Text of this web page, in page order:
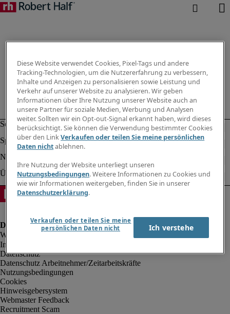
Impressum
Datenschutz
Datenschutz Arbeitnehmer/Zeitarbeitskräfte
Nutzungsbedingungen
Cookies
Hinweisgebersystem
Webmaster Feedback
Recruitment Scam
Diese Website verwendet Cookies, Pixel-Tags und andere
Tracking-Technologien, um die Nutzererfahrung zu verbessern,
Inhalte und Anzeigen zu personalisieren sowie Leistung und
Verkehr auf unserer Website zu analysieren. Wir geben
Informationen über Ihre Nutzung unserer Website auch an
unsere Partner für soziale Medien, Werbung und Analysen
weiter. Sollten wir ein Opt-out-Signal erkannt haben, wird dieses
berücksichtigt. Sie können die Verwendung bestimmter Cookies
über den LinkVerkaufen oder teilen Sie meine persönlichen
Daten nichtablehnen.
Ihre Nutzung der Website unterliegt unseren
Nutzungsbedingungen. Weitere Informationen zu Cookies und
wie wir Informationen weitergeben, finden Sie in unserer
Datenschutzerklärung.
Verkaufen oder teilen Sie meine
persönlichen Daten nicht
Ich verstehe